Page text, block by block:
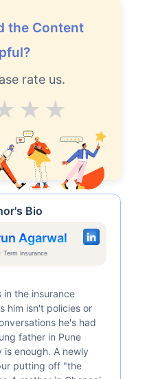
the Content
rate us.
Excellent
V.Good
Bio
Agarwal
Term Insurance
in the insurance
him isn't policies or
he's had
father in Pune
is enough. A newly
putting off "the